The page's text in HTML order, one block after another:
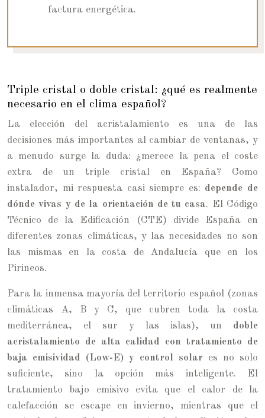
factura energética.
Triple cristal o doble cristal: ¿qué es realmente
necesario en el clima español?
La elección del acristalamiento es una de las
decisiones más importantes al cambiar de ventanas, y
a menudo surge la duda: ¿merece la pena el coste
extra de un triple cristal en España? Como
instalador, mi respuesta casi siempre es: depende de
dónde vivas y de la orientación de tu casa. El Código
Técnico de la Edificación (CTE) divide España en
diferentes zonas climáticas, y las necesidades no son
las mismas en la costa de Andalucía que en los
Pirineos.
Para la inmensa mayoría del territorio español (zonas
climáticas A, B y C, que cubren toda la costa
mediterránea, el sur y las islas), un doble
acristalamiento de alta calidad con tratamiento de
baja emisividad (Low-E) y control solar es no solo
suficiente, sino la opción más inteligente. El
tratamiento bajo emisivo evita que el calor de la
calefacción se escape en invierno, mientras que el